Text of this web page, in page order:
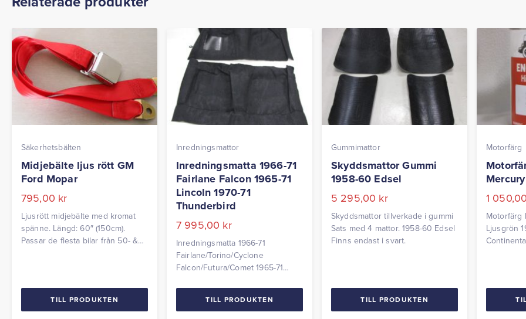
Säkerhetsbälten
Midjebälte ljus rött GM
Ford Mopar
795,00 kr
Ljusrött midjebälte med kromat
spänne. Längd: 60″ (150cm).
Passar de flesta bilar från 50- &
TILL PRODUKTEN
Inredningsmattor
Inredningsmatta 1966-71
Fairlane Falcon 1965-71
Lincoln 1970-71
Thunderbird
7 995,00 kr
Inredningsmatta 1966-71
Fairlane/Torino/Cyclone
Falcon/Futura/Comet 1965-71
Thunderbird Var vänlig ange färg
vid beställningTILL PRODUKTEN
Gummimattor
Skyddsmattor Gummi
1958-60 Edsel
5 295,00 kr
Skyddsmattor tillverkade i gummi
Sats med 4 mattor. 1958-60 Edsel
Finns endast i svart.
TILL PRODUKTEN
Motorfärg
1
Motorfärg
Ljusgrön